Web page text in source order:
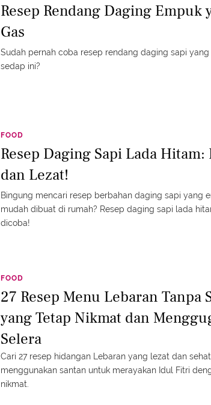
Resep Rendang Daging Empuk
Gas
Sudah pernah coba resep rendang daging sapi
sedap ini?
FOOD
Resep Daging Sapi Lada Hitam:
dan Lezat!
Bingung mencari resep berbahan daging sapi yang
mudah dibuat di rumah? Resep daging sapi lada
dicoba!
FOOD
27 Resep Menu Lebaran Tanpa
yang Tetap Nikmat dan
Selera
Cari 27 resep hidangan Lebaran yang lezat dan
menggunakan santan untuk merayakan Idul Fitri
nikmat.